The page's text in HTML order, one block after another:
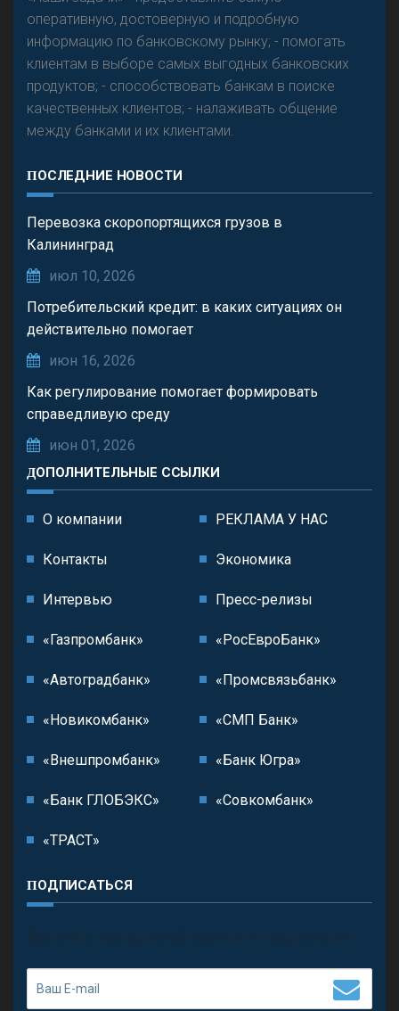
оперативную, достоверную и подробную
информацию по банковскому рынку; - помогать
клиентам в выборе самых выгодных банковских
продуктов; - способствовать банкам в поиске
качественных клиентов; - налаживать общение
между банками и их клиентами.
ПОСЛЕДНИЕ НОВОСТИ
Перевозка скоропортящихся грузов в
Калининград
июл 10, 2026
Потребительский кредит: в каких ситуациях он
действительно помогает
июн 16, 2026
Как регулирование помогает формировать
справедливую среду
июн 01, 2026
ДОПОЛНИТЕЛЬНЫЕ ССЫЛКИ
О компании РЕКЛАМА У НАС
Контакты Экономика
Интервью Пресс-релизы
«Газпромбанк» «РосЕвроБанк»
«Автоградбанк» «Промсвязьбанк»
«Новикомбанк» «СМП Банк»
«Внешпромбанк» «Банк Югра»
«Банк ГЛОБЭКС» «Совкомбанк»
«ТРАСТ»
ПОДПИСАТЬСЯ
П олучить последние обновления и предложения.